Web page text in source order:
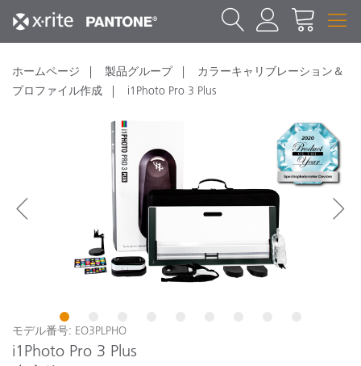
ホームページ 製品グループ
カラーキャリブレーション＆
プロファイル作成
i1Photo Pro 3 Plus
1 2 3
モデル番号: EO3PLPHO
i1Photo Pro 3 Plus